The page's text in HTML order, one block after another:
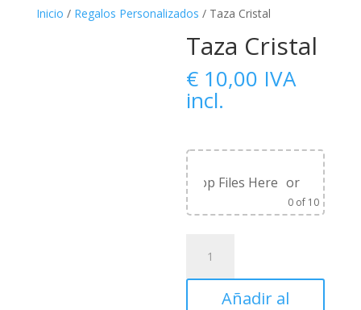
Inicio / Regalos Personalizados / Taza Cristal
Taza Cristal
€ 10,00 IVA
incl.
Drag & Drop Files Here or
0 of 10
Cristal
cantidad
Añadir al